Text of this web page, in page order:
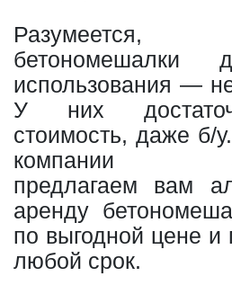
Разумеется,
бетономешалки
использования —
У них
стоимость, даже б/
компании
предлагаем вам
аренду
по выгодной цене и
любой срок.